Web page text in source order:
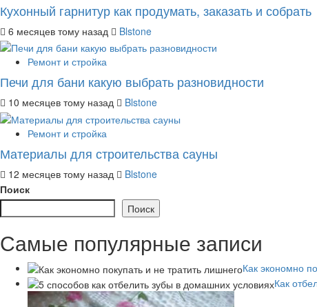
Кухонный гарнитур как продумать, заказать и собрать
6 месяцев тому назад Blstone
Ремонт и стройка
Печи для бани какую выбрать разновидности
10 месяцев тому назад Blstone
Ремонт и стройка
Материалы для строительства сауны
12 месяцев тому назад
Blstone
Поиск
Поиск
Самые популярные записи
Как экономно
Как